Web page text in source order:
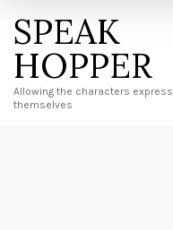
SPEAK
HOPPER
Allowing the characters express
themselves